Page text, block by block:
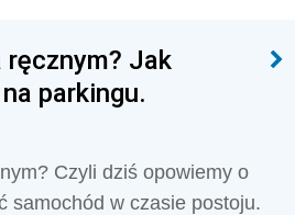
ręcznym? Jak
parkingu.
Czyli dziś opowiemy o
samochód w czasie postoju.